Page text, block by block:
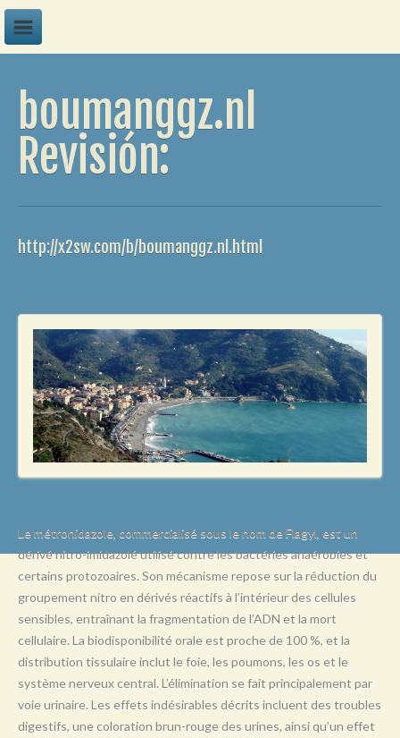
G
P
Q
R
S
T
U
boumanggz.nl
Revisión:
http://x2sw.com/b/boumanggz.nl.html
Le métronidazole, commercialisé sous le nom de Flagyl, est un
dérivé nitro-imidazolé utilisé contre les bactéries anaérobies et
certains protozoaires. Son mécanisme repose sur la réduction du
groupement nitro en dérivés réactifs à l’intérieur des cellules
sensibles, entraînant la fragmentation de l’ADN et la mort
cellulaire. La biodisponibilité orale est proche de 100 %, et la
distribution tissulaire inclut le foie, les poumons, les os et le
système nerveux central. L’élimination se fait principalement par
voie urinaire. Les effets indésirables décrits incluent des troubles
digestifs, une coloration brun-rouge des urines, ainsi qu’un effet